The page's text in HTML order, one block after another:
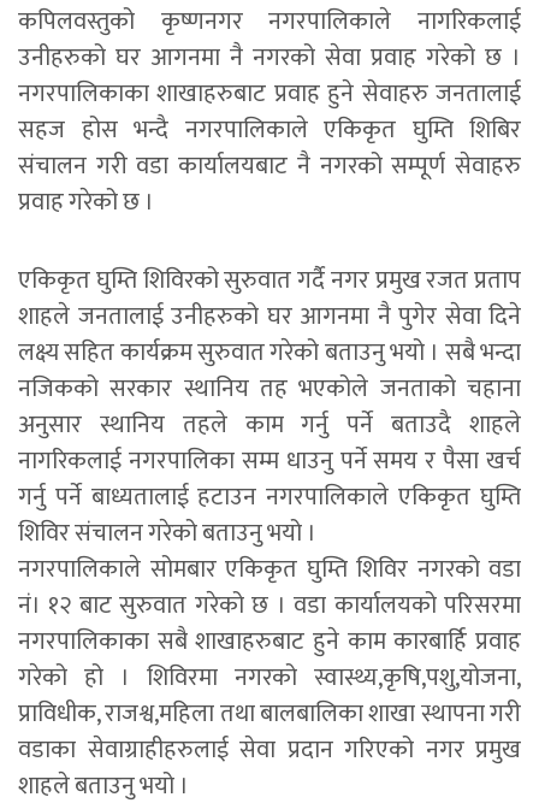
कपिलवस्तुको कृष्णनगर नगरपालिकाले नागरिकलाई
उनीहरुको घर आगनमा नै नगरको सेवा प्रवाह गरेको छ ।
नगरपालिकाका शाखाहरुबाट प्रवाह हुने सेवाहरु जनतालाई
सहज होस भन्दै नगरपालिकाले एकिकृत घुम्ति शिबिर
संचालन गरी वडा कार्यालयबाट नै नगरको सम्पूर्ण सेवाहरु
प्रवाह गरेको छ ।
एकिकृत घुम्ति शिविरको सुरुवात गर्दै नगर प्रमुख रजत प्रताप
शाहले जनतालाई उनीहरुको घर आगनमा नै पुगेर सेवा दिने
लक्ष्य सहित कार्यक्रम सुरुवात गरेको बताउनु भयो । सबै भन्दा
नजिकको सरकार स्थानिय तह भएकोले जनताको चहाना
अनुसार स्थानिय तहले काम गर्नु पर्ने बताउदै शाहले
नागरिकलाई नगरपालिका सम्म धाउनु पर्ने समय र पैसा खर्च
गर्नु पर्ने बाध्यतालाई हटाउन नगरपालिकाले एकिकृत घुम्ति
शिविर संचालन गरेको बताउनु भयो ।
नगरपालिकाले सोमबार एकिकृत घुम्ति शिविर नगरको वडा
नं। १२ बाट सुरुवात गरेको छ । वडा कार्यालयको परिसरमा
नगरपालिकाका सबै शाखाहरुबाट हुने काम कारबार्हि प्रवाह
गरेको हो । शिविरमा नगरको स्वास्थ्य,कृषि,पशु,योजना,
प्राविधीक, राजश्व,महिला तथा बालबालिका शाखा स्थापना गरी
वडाका सेवाग्राहीहरुलाई सेवा प्रदान गरिएको नगर प्रमुख
शाहले बताउनु भयो ।